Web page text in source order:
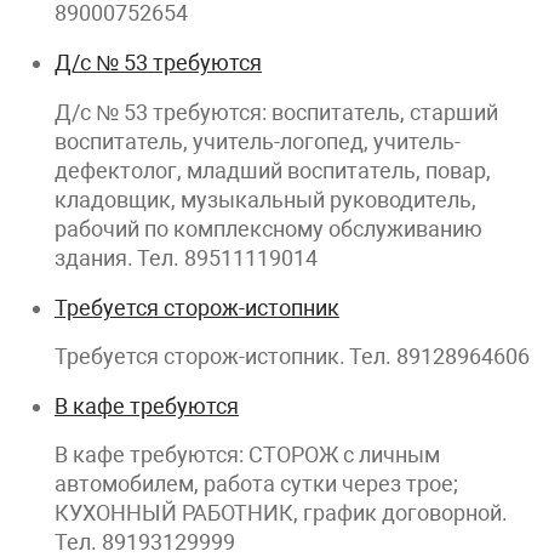
89000752654
Д/с № 53 требуются
Д/с № 53 требуются: воспитатель, старший
воспитатель, учитель-логопед, учитель-
дефектолог, младший воспитатель, повар,
кладовщик, музыкальный руководитель,
рабочий по комплексному обслуживанию
здания. Тел. 89511119014
Требуется сторож-истопник
Требуется сторож-истопник. Тел. 89128964606
В кафе требуются
В кафе требуются: СТОРОЖ с личным
автомобилем, работа сутки через трое;
КУХОННЫЙ РАБОТНИК, график договорной.
Тел. 89193129999